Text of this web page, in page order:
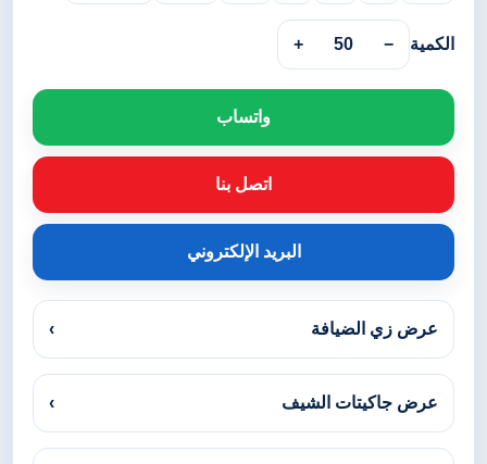
الكمية −
50
+
واتساب
اتصل بنا
البريد الإلكتروني
عرض زي الضيافة ›
عرض جاكيتات الشيف ›